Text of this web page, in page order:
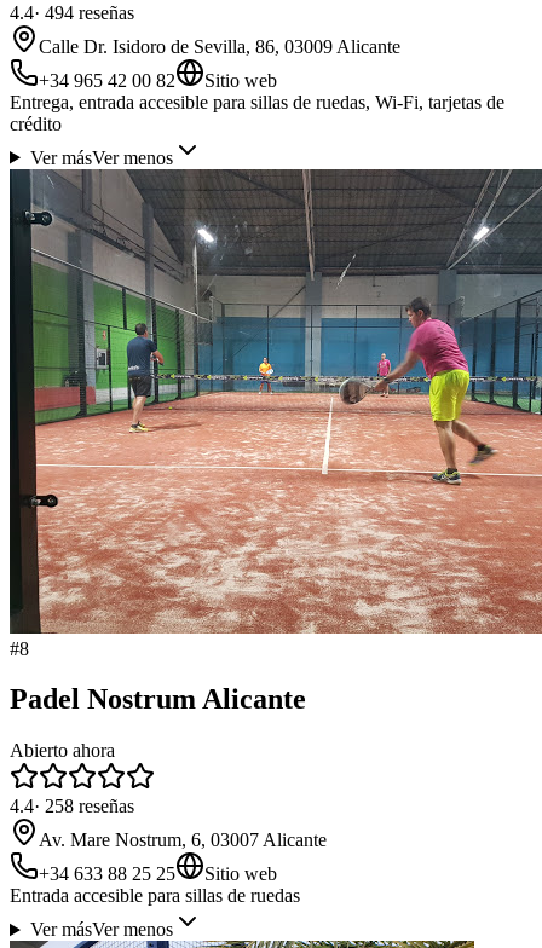
4.4· 494 reseñas
Calle Dr. Isidoro de Sevilla, 86, 03009 Alicante
+34 965 42 00 82
Sitio web
Entrega, entrada accesible para sillas de ruedas, Wi-Fi, tarjetas de
crédito
Ver másVer menos
#8
Padel Nostrum Alicante
Abierto ahora
4.4· 258 reseñas
Av. Mare Nostrum, 6, 03007 Alicante
+34 633 88 25 25
Sitio web
Entrada accesible para sillas de ruedas
Ver másVer menos